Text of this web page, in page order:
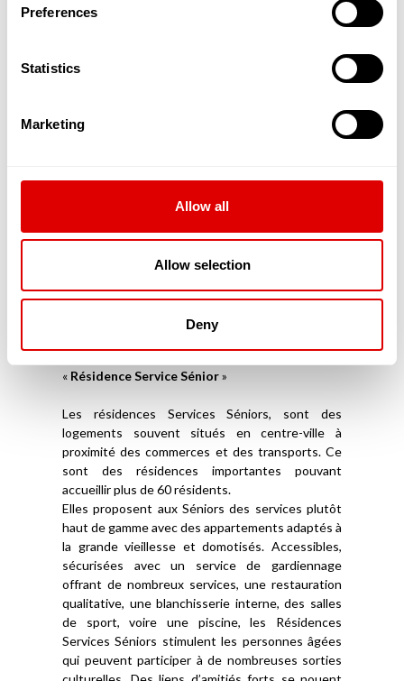
Preferences
Statistics
Marketing
Allow all
Allow selection
Deny
Par ailleurs, des services d’aide à domicile dédiés
encadrés par une Maîtresse de Maison in situ,
offrent un suivi qualitatif de l’aide et des soins
Ces appartements accueillent donc des
personnes âgées autonomes dans un cadre
résidences modernes sont connectées aux
Souvent situés en centre-ville, ces appartements
ou maisonnées en coliving sont souvent privés et
ne font pas partie du secteur médico-social.
« Résidence Service Sénior»
Les résidences Services Séniors, sont des
logements souvent situés en centre-ville à
proximité des commerces et des transports. Ce
sont des résidences importantes pouvant
accueillir plus de 60 résidents.
Elles proposent aux Séniors des services plutôt
haut de gamme avec des appartements adaptés à
la grande vieillesse et domotisés. Accessibles,
sécurisées avec un service de gardiennage
offrant de nombreux services, une restauration
qualitative, une blanchisserie interne, des salles
de sport, voire une piscine, les Résidences
Services Séniors stimulent les personnes âgées
qui peuvent participer à de nombreuses sorties